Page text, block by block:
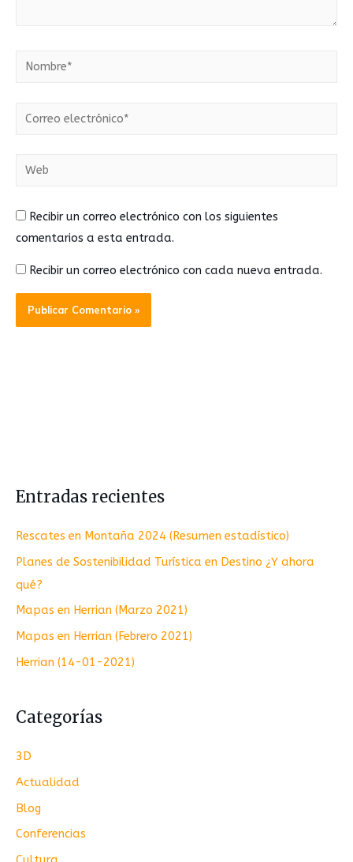
Recibir un correo electrónico con los siguientes
comentarios a esta entrada.
Recibir un correo electrónico con cada nueva entrada.
Entradas recientes
Rescates en Montaña 2024 (Resumen estadístico)
Planes de Sostenibilidad Turística en Destino ¿Y ahora
qué?
Mapas en Herrian (Marzo 2021)
Mapas en Herrian (Febrero 2021)
Herrian (14-01-2021)
Categorías
3D
Actualidad
Blog
Conferencias